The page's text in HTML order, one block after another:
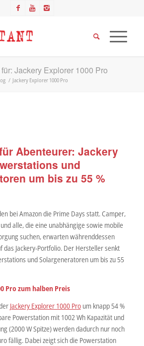
Jackery Explorer 1000 Pro
/ Jackery Explorer 1000 Pro
Abenteurer: Jackery
und
um bis zu 55 %
bei Amazon die Prime Days statt. Camper,
alle, die eine unabhängige sowie mobile
suchen, erwarten währenddessen
das Jackery-Portfolio. Der Hersteller senkt
und Solargeneratoren um bis zu 55
Pro zum halben Preis
Jackery Explorer 1000 Proum knapp 54 %
Powerstation mit 1002 Wh Kapazität und
(2000 W Spitze) werden dadurch nur noch
fällig. Dabei zeigt sich die Powerstation